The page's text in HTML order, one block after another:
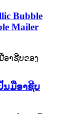
Bubble
Mailer
ນມືອາຊີບ